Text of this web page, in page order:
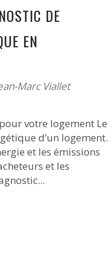
DE
EN
Marc Viallet
votre logement Le
d’un logement.
et les émissions
et les